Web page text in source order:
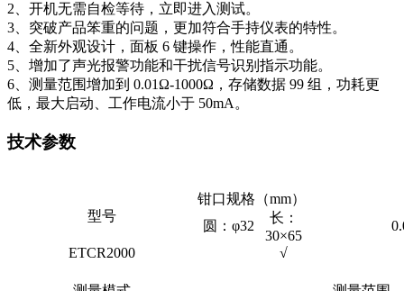
2、开机无需自检等待，立即进入测试。
3、突破产品笨重的问题，更加符合手持仪表的特性。
4、全新外观设计，面板 6 键操作，性能直通。
5、增加了声光报警功能和干扰信号识别指示功能。
6、测量范围增加到 0.01Ω-1000Ω，存储数据 99 组，功耗更
低，最大启动、工作电流小于 50mA。
技术参数
型号
钳口规格（mm）
圆：φ32
长：
30×65
ETCR2000
√